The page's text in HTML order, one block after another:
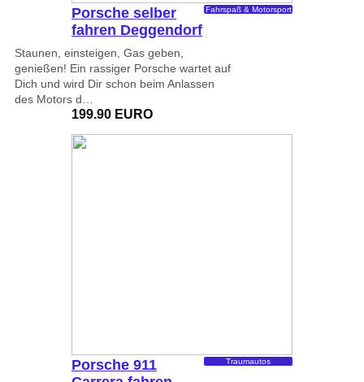
Porsche selber
fahren Deggendorf
Fahrspaß & Motorsport
Staunen, einsteigen, Gas geben,
genießen! Ein rassiger Porsche wartet auf
Dich und wird Dir schon beim Anlassen
des Motors d…
199.90 EURO
Porsche 911
Traumautos